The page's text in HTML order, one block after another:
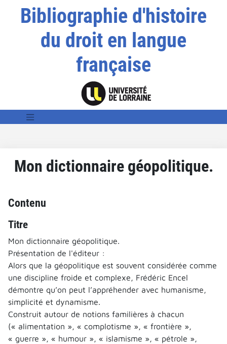
Bibliographie d'histoire
du droit en langue
française
Mon dictionnaire géopolitique.
Contenu
Titre
Mon dictionnaire géopolitique.
Présentation de l'éditeur :
Alors que la géopolitique est souvent considérée comme
une discipline froide et complexe, Frédéric Encel
démontre qu’on peut l’appréhender avec humanisme,
simplicité et dynamisme.
Construit autour de notions familières à chacun
(« alimentation », « complotisme », « frontière »,
« guerre », « humour », « islamisme », « pétrole »,